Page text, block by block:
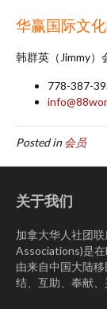
华赢国际文
韩群英（Jimmy）
778-387-
Posted in会员
关于我们
加拿大华人社团
Associations)是
由来自中国大陆
结、互助、奉献、